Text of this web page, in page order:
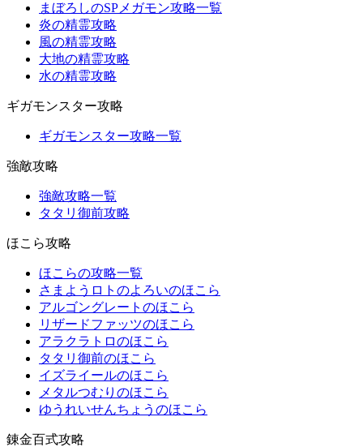
まぼろしのSPメガモン攻略一覧
炎の精霊攻略
風の精霊攻略
大地の精霊攻略
水の精霊攻略
ギガモンスター攻略
ギガモンスター攻略一覧
強敵攻略
強敵攻略一覧
タタリ御前攻略
ほこら攻略
ほこらの攻略一覧
さまようロトのよろいのほこら
アルゴングレートのほこら
リザードファッツのほこら
アラクラトロのほこら
タタリ御前のほこら
イズライールのほこら
メタルつむりのほこら
ゆうれいせんちょうのほこら
錬金百式攻略